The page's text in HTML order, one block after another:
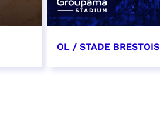
OL / STADE BRESTOIS